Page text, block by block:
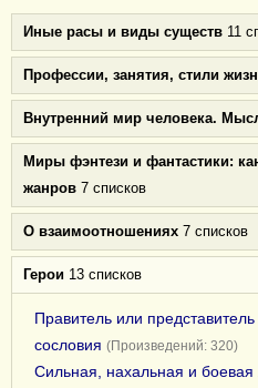
Иные расы и виды существ 11
Профессии, занятия, стили
Внутренний мир человека.
Миры фэнтези и фантастики:
жанров 7 списков
О взаимоотношениях 7 списков
Герои 13 списков
Правитель или представитель
сословия (Произведений: 320)
Сильная, нахальная и боевая